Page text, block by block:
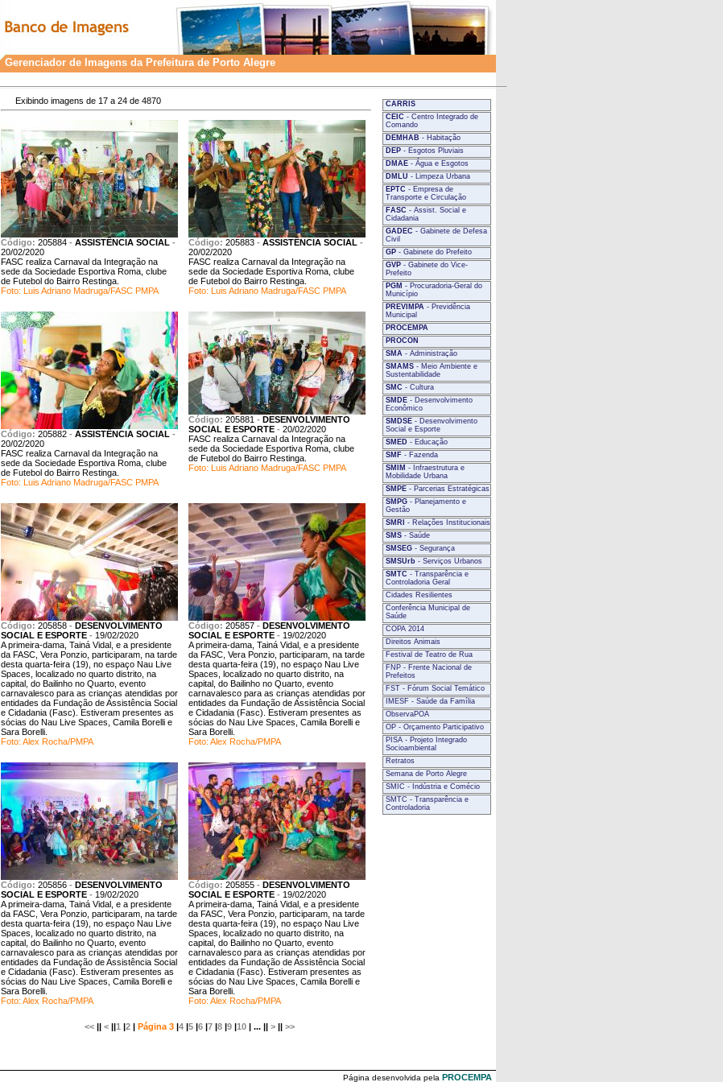
Gerenciador de Imagens da Prefeitura de Porto Alegre
CARRIS
CEIC - Centro Integrado de
Comando
DEMHAB - Habitação
DEP - Esgotos Pluviais
DMAE - Água e Esgotos
DMLU - Limpeza Urbana
EPTC - Empresa de
Transporte e Circulação
FASC - Assist. Social e
Cidadania
GADEC - Gabinete de Defesa
Civil
GP - Gabinete do Prefeito
GVP - Gabinete do Vice-
Prefeito
PGM - Procuradoria-Geral do
Município
PREVIMPA - Previdência
Municipal
PROCEMPA
PROCON
SMA - Administração
SMAMS - Meio Ambiente e
Sustentabilidade
SMC - Cultura
SMDE - Desenvolvimento
Econômico
SMDSE - Desenvolvimento
Social e Esporte
SMED - Educação
SMF - Fazenda
SMIM - Infraestrutura e
Mobilidade Urbana
SMPE - Parcerias Estratégicas
SMPG - Planejamento e
Gestão
SMRI
- Relações Institucionais
SMS - Saúde
SMSEG - Segurança
SMSUrb - Serviços Urbanos
SMTC - Transparência e
Controladoria Geral
Cidades Resilientes
Conferência Municipal de
Saúde
COPA 2014
Direitos Animais
Festival de Teatro de Rua
FNP - Frente Nacional de
Prefeitos
FST - Fórum Social Temático
IMESF - Saúde da Família
ObservaPOA
OP - Orçamento Participativo
PISA - Projeto Integrado
Socioambiental
Retratos
Semana de Porto Alegre
SMIC - Indústria e Comécio
SMTC - Transparência e
Controladoria
Exibindo imagens de 17 a 24 de 4870
Código: 205884 - ASSISTÊNCIA SOCIAL -
20/02/2020
FASC realiza Carnaval da Integração na
sede da Sociedade Esportiva Roma, clube
de Futebol do Bairro Restinga.
Foto: Luis Adriano Madruga/FASC PMPA
Código: 205883 - ASSISTÊNCIA SOCIAL -
20/02/2020
FASC realiza Carnaval da Integração na
sede da Sociedade Esportiva Roma, clube
de Futebol do Bairro Restinga.
Foto: Luis Adriano Madruga/FASC PMPA
Código: 205882 - ASSISTÊNCIA SOCIAL -
20/02/2020
FASC realiza Carnaval da Integração na
sede da Sociedade Esportiva Roma, clube
de Futebol do Bairro Restinga.
Foto: Luis Adriano Madruga/FASC PMPA
Código: 205881 - DESENVOLVIMENTO
SOCIAL E ESPORTE - 20/02/2020
FASC realiza Carnaval da Integração na
sede da Sociedade Esportiva Roma, clube
de Futebol do Bairro Restinga.
Foto: Luis Adriano Madruga/FASC PMPA
Código: 205858 - DESENVOLVIMENTO
SOCIAL E ESPORTE - 19/02/2020
A primeira-dama, Tainá Vidal, e a presidente
da FASC, Vera Ponzio, participaram, na tarde
desta quarta-feira (19), no espaço Nau Live
Spaces, localizado no quarto distrito, na
capital, do Bailinho no Quarto, evento
carnavalesco para as crianças atendidas por
entidades da Fundação de Assistência Social
e Cidadania (Fasc). Estiveram presentes as
sócias do Nau Live Spaces, Camila Borelli e
Sara Borelli.
Foto: Alex Rocha/PMPA
Código: 205857 - DESENVOLVIMENTO
SOCIAL E ESPORTE - 19/02/2020
A primeira-dama, Tainá Vidal, e a presidente
da FASC, Vera Ponzio, participaram, na tarde
desta quarta-feira (19), no espaço Nau Live
Spaces, localizado no quarto distrito, na
capital, do Bailinho no Quarto, evento
carnavalesco para as crianças atendidas por
entidades da Fundação de Assistência Social
e Cidadania (Fasc). Estiveram presentes as
sócias do Nau Live Spaces, Camila Borelli e
Sara Borelli.
Foto: Alex Rocha/PMPA
Código: 205856 - DESENVOLVIMENTO
SOCIAL E ESPORTE - 19/02/2020
A primeira-dama, Tainá Vidal, e a presidente
da FASC, Vera Ponzio, participaram, na tarde
desta quarta-feira (19), no espaço Nau Live
Spaces, localizado no quarto distrito, na
capital, do Bailinho no Quarto, evento
carnavalesco para as crianças atendidas por
entidades da Fundação de Assistência Social
e Cidadania (Fasc). Estiveram presentes as
sócias do Nau Live Spaces, Camila Borelli e
Sara Borelli.
Foto: Alex Rocha/PMPA
Código: 205855 - DESENVOLVIMENTO
SOCIAL E ESPORTE - 19/02/2020
A primeira-dama, Tainá Vidal, e a presidente
da FASC, Vera Ponzio, participaram, na tarde
desta quarta-feira (19), no espaço Nau Live
Spaces, localizado no quarto distrito, na
capital, do Bailinho no Quarto, evento
carnavalesco para as crianças atendidas por
entidades da Fundação de Assistência Social
e Cidadania (Fasc). Estiveram presentes as
sócias do Nau Live Spaces, Camila Borelli e
Sara Borelli.
Foto: Alex Rocha/PMPA
<< ||< ||1 |2 | Página 3|4 |5 |6 |7 |8 |9 |10 | ... ||>||>>
Página desenvolvida pela PROCEMPA